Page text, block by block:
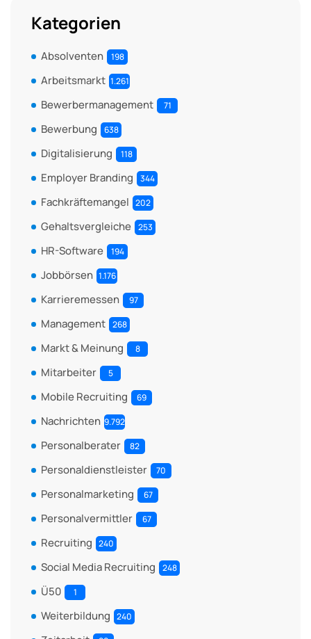
Kategorien
Absolventen 198
Arbeitsmarkt 1.261
Bewerbermanagement 71
Bewerbung 638
Digitalisierung 118
Employer Branding 344
Fachkräftemangel 202
Gehaltsvergleiche 253
HR-Software 194
Jobbörsen 1.176
Karrieremessen 97
Management 268
Markt & Meinung 8
Mitarbeiter 5
Mobile Recruiting 69
Nachrichten 9.792
Personalberater 82
Personaldienstleister 70
Personalmarketing 67
Personalvermittler 67
Recruiting 240
Social Media Recruiting 248
Ü50 1
Weiterbildung 240